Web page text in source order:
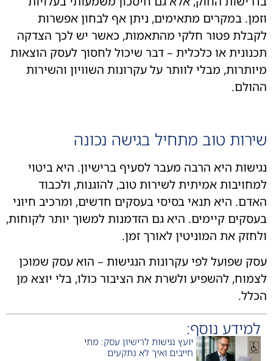
במקרים מתאימים, ניתן אף לבחון אפשרות
פטור חלקי מהתאמות, כאשר יש לכך הצדקה
או כלכלית – דבר שיכול לחסוך לעסק הוצאות
מבלי לוותר על עקרונות השוויון והשירות
טוב מתחיל בגישה נכונה
היא הרבה מעבר לסעיף ברישיון. היא ביטוי
אמיתית לשירות טוב, להוגנות, ולכבוד
היא תנאי בסיסי בעסקים חדשים, ומרכיב חיוני
קיימים. היא גם הזדמנות למשוך יותר לקוחות,
את המוניטין לאורך זמן.
שפועל לפי עקרונות הנגישות – הוא עסק שמוכן
להשפיע ולשרת את הציבור כולו, בלי יוצא מן
נוסף:
יועץ נגישות לרישיון עסק: מתי
חייבים ואיך לא נתקעים